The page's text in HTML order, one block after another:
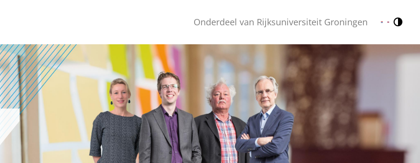
Onderdeel van Rijksuniversiteit Groningen Nederlands
English